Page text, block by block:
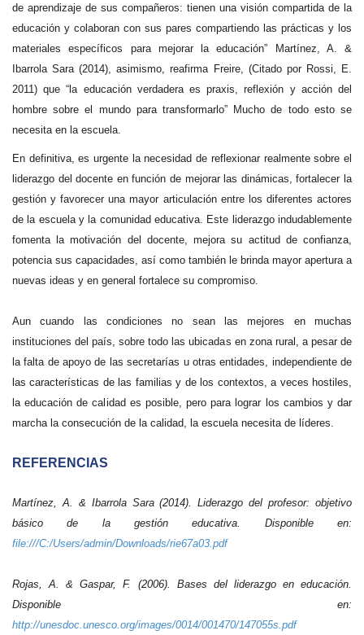
de aprendizaje de sus compañeros: tienen una visión compartida de la
educación y colaboran con sus pares compartiendo las prácticas y los
materiales específicos para mejorar la educación” Martínez, A. &
Ibarrola Sara (2014), asimismo, reafirma Freire, (Citado por Rossi, E.
2011) que “la educación verdadera es praxis, reflexión y acción del
hombre sobre el mundo para transformarlo” Mucho de todo esto se
necesita en la escuela.
En definitiva, es urgente la necesidad de reflexionar realmente sobre el
liderazgo del docente en función de mejorar las dinámicas, fortalecer la
gestión y favorecer una mayor articulación entre los diferentes actores
de la escuela y la comunidad educativa. Este liderazgo indudablemente
fomenta la motivación del docente, mejora su actitud de confianza,
potencia sus capacidades, así como también le brinda mayor apertura a
nuevas ideas y en general fortalece su compromiso.
Aun cuando las condiciones no sean las mejores en muchas
instituciones del país, sobre todo las ubicadas en zona rural, a pesar de
la falta de apoyo de las secretarías u otras entidades, independiente de
las características de las familias y de los contextos, a veces hostiles,
la educación de calidad es posible, pero para lograr los cambios y dar
marcha la consecución de la calidad, la escuela necesita de líderes.
REFERENCIAS
Martínez, A. & Ibarrola Sara (2014). Liderazgo del profesor: objetivo
básico de la gestión educativa. Disponible en:
file:///C:/Users/admin/Downloads/rie67a03.pdf
Rojas, A. & Gaspar, F. (2006). Bases del liderazgo en educación.
Disponible en:
http://unesdoc.unesco.org/images/0014/001470/147055s.pdf